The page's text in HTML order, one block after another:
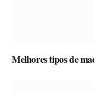
Melhores tipos de